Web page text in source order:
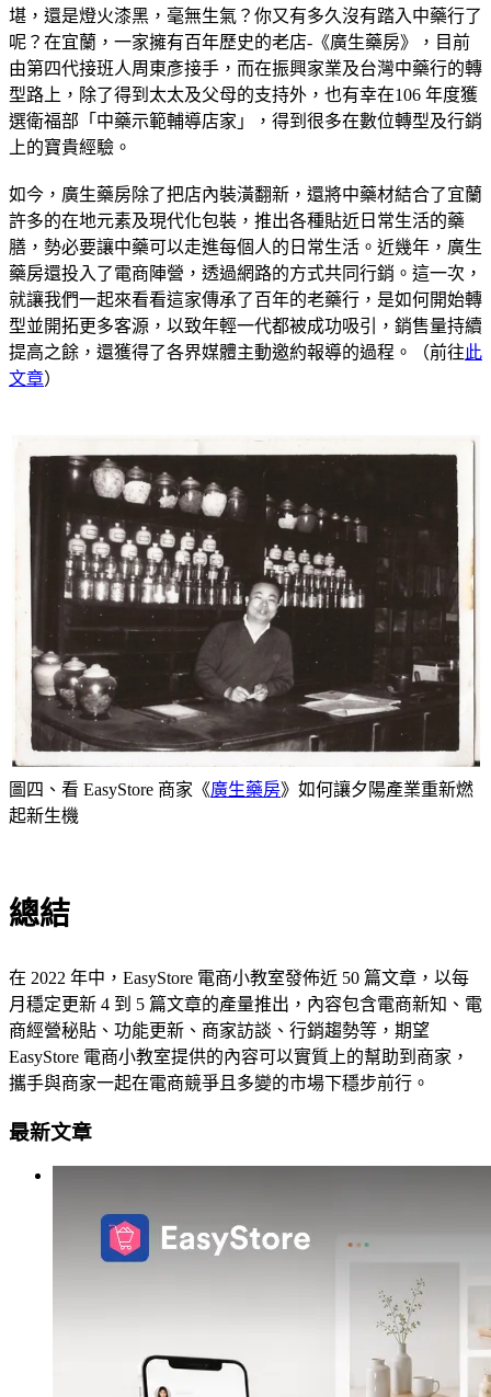
堪，還是燈火漆黑，毫無生氣？你又有多久沒有踏入中藥行了
呢？在宜蘭，一家擁有百年歷史的老店-《廣生藥房》，目前
由第四代接班人周東彥接手，而在振興家業及台灣中藥行的轉
型路上，除了得到太太及父母的支持外，也有幸在106 年度獲
選衛福部「中藥示範輔導店家」，得到很多在數位轉型及行銷
上的寶貴經驗。
如今，廣生藥房除了把店內裝潢翻新，還將中藥材結合了宜蘭
許多的在地元素及現代化包裝，推出各種貼近日常生活的藥
膳，勢必要讓中藥可以走進每個人的日常生活。近幾年，廣生
藥房還投入了電商陣營，透過網路的方式共同行銷。這一次，
就讓我們一起來看看這家傳承了百年的老藥行，是如何開始轉
型並開拓更多客源，以致年輕一代都被成功吸引，銷售量持續
提高之餘，還獲得了各界媒體主動邀約報導的過程。（前往此
文章）
圖四、看 EasyStore 商家《廣生藥房》如何讓夕陽產業重新燃
起新生機
總結
在 2022 年中，EasyStore 電商小教室發佈近 50 篇文章，以每
月穩定更新 4 到 5 篇文章的產量推出，內容包含電商新知、電
商經營秘貼、功能更新、商家訪談、行銷趨勢等，期望
EasyStore 電商小教室提供的內容可以實質上的幫助到商家，
攜手與商家一起在電商競爭且多變的市場下穩步前行。
最新文章